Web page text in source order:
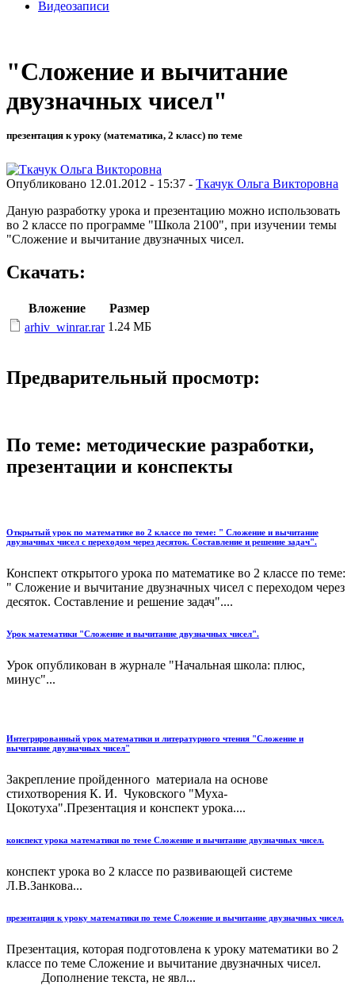
Видеозаписи
"Сложение и вычитание
двузначных чисел"
презентация к уроку (математика, 2 класс) по теме
Опубликовано 12.01.2012 - 15:37 - Ткачук Ольга Викторовна
Даную разработку урока и презентацию можно использовать
во 2 классе по программе "Школа 2100", при изучении темы
"Сложение и вычитание двузначных чисел.
Скачать:
Вложение
Размер
arhiv_winrar.rar 1.24 МБ
Предварительный просмотр:
По теме: методические разработки,
презентации и конспекты
Открытый урок по математике во 2 классе по теме: " Сложение и вычитание
двузначных чисел с переходом через десяток. Составление и решение задач".
Конспект открытого урока по математике во 2 классе по теме:
" Сложение и вычитание двузначных чисел с переходом через
десяток. Составление и решение задач"....
Урок математики "Сложение и вычитание двузначных чисел".
Урок опубликован в журнале "Начальная школа: плюс,
минус"...
Интегрированный урок математики и литературного чтения "Сложение и
вычитание двузначных чисел"
Закрепление пройденного материала на основе
стихотворения К. И. Чуковского "Муха-
Цокотуха".Презентация и конспект урока....
конспект урока математики по теме Сложение и вычитание двузначных чисел.
конспект урока во 2 классе по развивающей системе
Л.В.Занкова...
презентация к уроку математики по теме Сложение и вычитание двузначных чисел.
Презентация, которая подготовлена к уроку математики во 2
классе по теме Сложение и вычитание двузначных чисел.
Дополнение текста, не явл...